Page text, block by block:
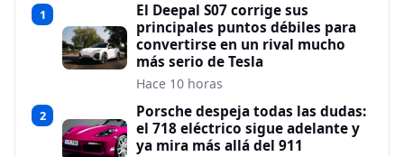
1
El Deepal S07 corrige sus
principales puntos débiles para
convertirse en un rival mucho
más serio de Tesla
Hace 10 horas
2
Porsche despeja todas las dudas:
el 718 eléctrico sigue adelante y
ya mira más allá del 911